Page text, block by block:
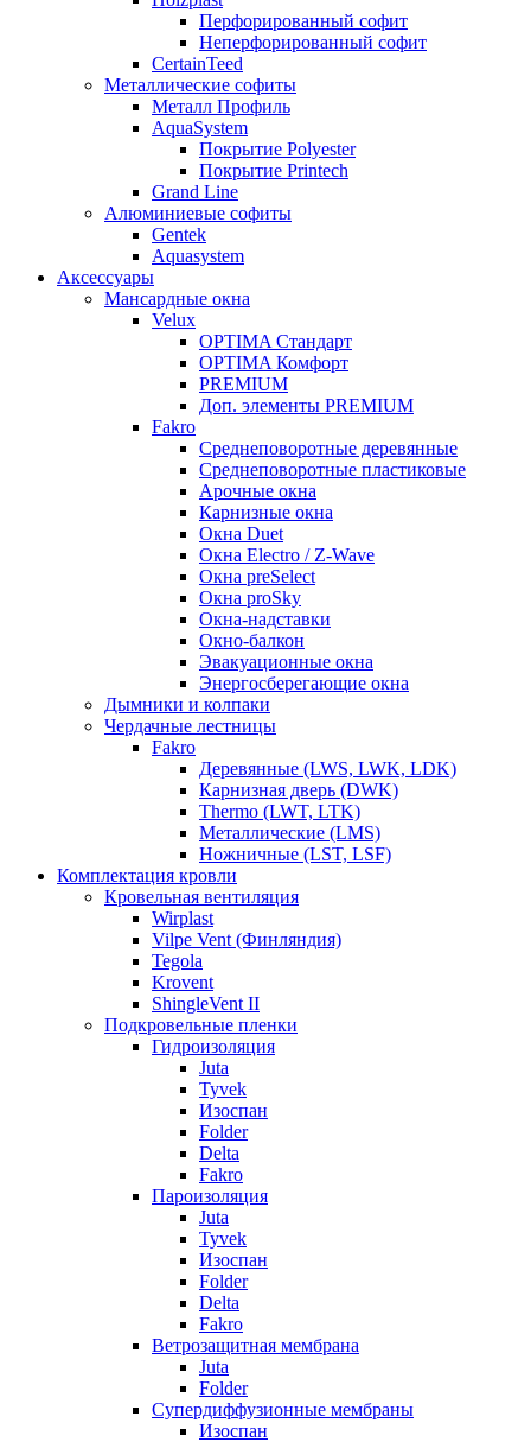
Перфорированный софит
Неперфорированный софит
CertainTeed
Металлические софиты
Металл Профиль
AquaSystem
Покрытие Polyester
Покрытие Printech
Grand Line
Алюминиевые софиты
Gentek
Aquasystem
Аксессуары
Мансардные окна
Velux
OPTIMA Стандарт
OPTIMA Комфорт
PREMIUM
Доп. элементы PREMIUM
Fakro
Cреднеповоротные деревянные
Cреднеповоротные пластиковые
Арочные окна
Карнизные окна
Окна Duet
Окна Electro / Z-Wave
Окна preSelect
Окна proSky
Окна-надставки
Окно-балкон
Эвакуационные окна
Энергосберегающие окна
Дымники и колпаки
Чердачные лестницы
Fakro
Деревянные (LWS, LWK, LDK)
Карнизная дверь (DWK)
Thermo (LWT, LTK)
Металлические (LMS)
Ножничные (LST, LSF)
Комплектация кровли
Кровельная вентиляция
Wirplast
Vilpe Vent (Финляндия)
Tegola
Krovent
ShingleVent II
Подкровельные пленки
Гидроизоляция
Juta
Tyvek
Изоспан
Folder
Delta
Fakro
Пароизоляция
Juta
Tyvek
Изоспан
Folder
Delta
Fakro
Ветрозащитная мембрана
Juta
Folder
Супердиффузионные мембраны
Изоспан